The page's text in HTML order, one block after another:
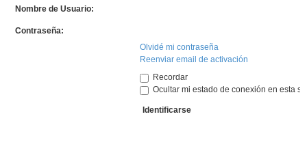
Nombre de Usuario:
Contraseña:
Olvidé mi contraseña
Reenviar email de activación
Recordar
Ocultar mi estado de conexión en esta